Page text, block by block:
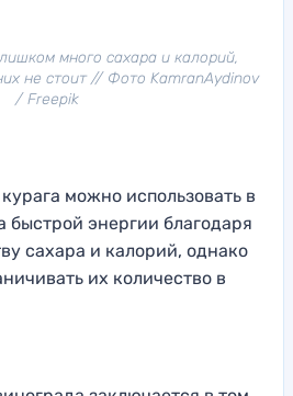
много сахара и калорий,
не стоит // Фото KamranAydinov
/ Freepik
можно использовать в
быстрой энергии благодаря
сахара и калорий, однако
их количество в